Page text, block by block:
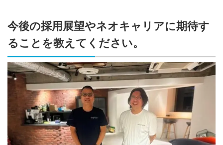
今後の採用展望やネオキャリアに期待す
ることを教えてください。